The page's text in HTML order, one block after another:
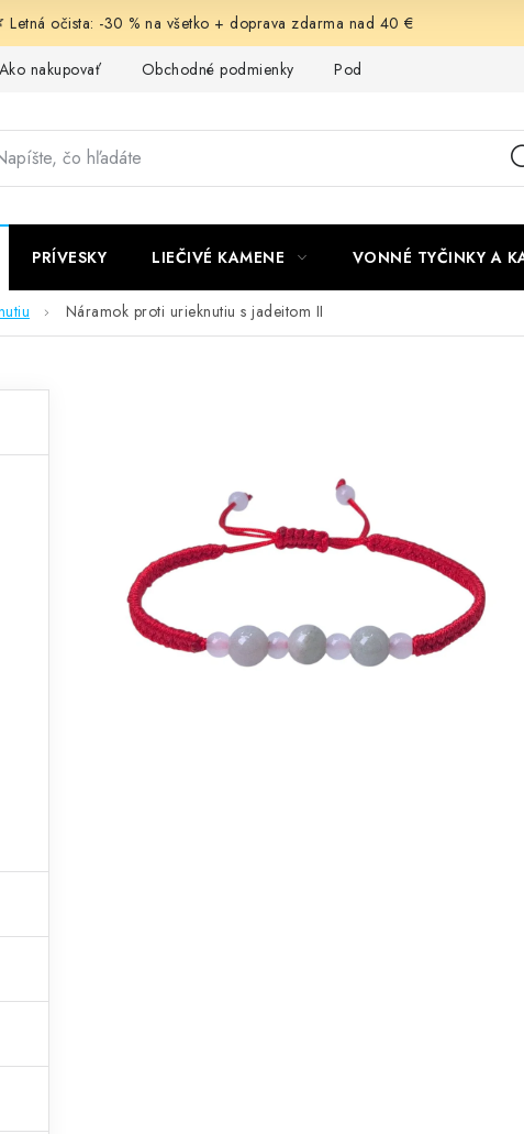
Letná očista: -30 % na všetko + doprava zdarma nad 40 €
Ako nakupovať Obchodné podmienky Podmienky ochrany
PRÍVESKY LIEČIVÉ KAMENE VONNÉ TYČINKY A
Náramok proti urieknutiu s jadeitom II